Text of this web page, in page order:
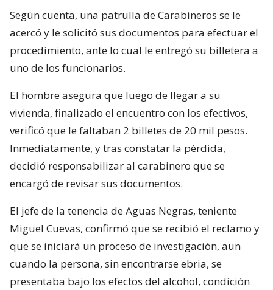
Según cuenta, una patrulla de Carabineros se le
acercó y le solicitó sus documentos para efectuar el
procedimiento, ante lo cual le entregó su billetera a
uno de los funcionarios.
El hombre asegura que luego de llegar a su
vivienda, finalizado el encuentro con los efectivos,
verificó que le faltaban 2 billetes de 20 mil pesos.
Inmediatamente, y tras constatar la pérdida,
decidió responsabilizar al carabinero que se
encargó de revisar sus documentos.
El jefe de la tenencia de Aguas Negras, teniente
Miguel Cuevas, confirmó que se recibió el reclamo y
que se iniciará un proceso de investigación, aun
cuando la persona, sin encontrarse ebria, se
presentaba bajo los efectos del alcohol, condición